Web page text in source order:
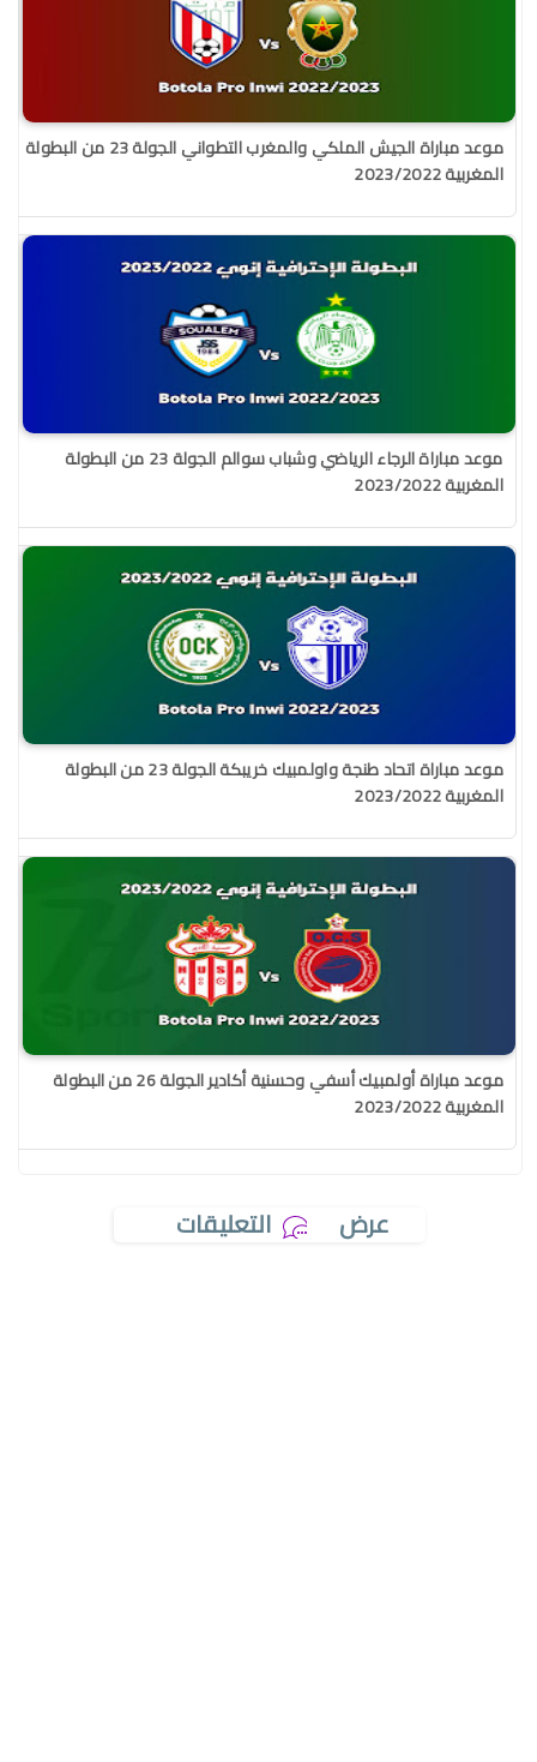
موعد مباراة الجيش الملكي والمغرب التطواني الجولة 23 من البطولة
المغربية 2023/2022
موعد مباراة الرجاء الرياضي وشباب سوالم الجولة 23 من البطولة
المغربية 2023/2022
موعد مباراة اتحاد طنجة واولمبيك خريبكة الجولة 23 من البطولة
المغربية 2023/2022
موعد مباراة أولمبيك أسفي وحسنية أكادير الجولة 26 من البطولة
المغربية 2023/2022
عرض التعليقات